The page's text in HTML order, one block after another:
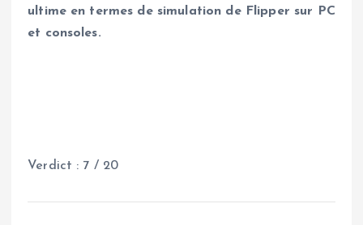
ultime en termes de simulation de Flipper sur PC
et consoles.
Verdict : 7 / 20